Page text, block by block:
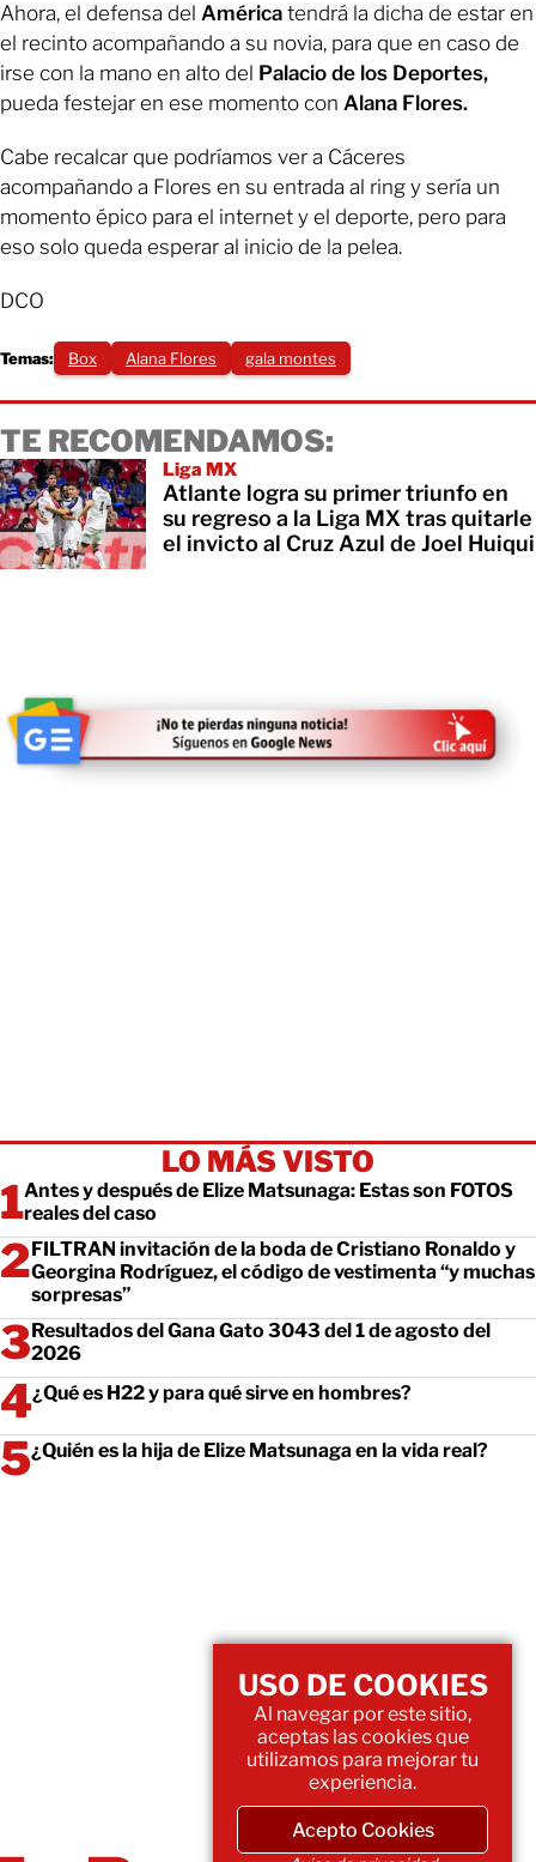
Ahora, el defensa del América tendrá la dicha de estar en
el recinto acompañando a su novia, para que en caso de
irse con la mano en alto del Palacio de los Deportes,
pueda festejar en ese momento con Alana Flores.
Cabe recalcar que podríamos ver a Cáceres
acompañando a Flores en su entrada al ring y sería un
momento épico para el internet y el deporte, pero para
eso solo queda esperar al inicio de la pelea.
DCO
Temas: Box Alana Flores gala montes
TE RECOMENDAMOS:
Liga MX
Atlante logra su primer triunfo en
su regreso a la Liga MX tras quitarle
el invicto al Cruz Azul de Joel Huiqui
LO MÁS VISTO
Antes y después de Elize Matsunaga: Estas son FOTOS
reales del caso
FILTRAN invitación de la boda de Cristiano Ronaldo y
Georgina Rodríguez, el código de vestimenta “y muchas
sorpresas”
Resultados del Gana Gato 3043 del 1 de agosto del
2026
¿Qué es H22 y para qué sirve en hombres?
¿Quién es la hija de Elize Matsunaga en la vida real?
USO DE COOKIES
Al navegar por este sitio,
aceptas las cookies que
utilizamos para mejorar tu
experiencia.
Acepto Cookies